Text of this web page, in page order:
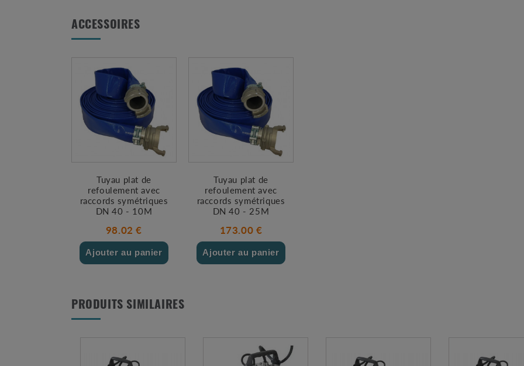
ACCESSOIRES
Tuyau plat de
refoulement avec
raccords symétriques
DN 40 - 10M
98.02 €
Ajouter au panier
Tuyau plat de
refoulement avec
raccords symétriques
DN 40 - 25M
173.00 €
Ajouter au panier
PRODUITS SIMILAIRES